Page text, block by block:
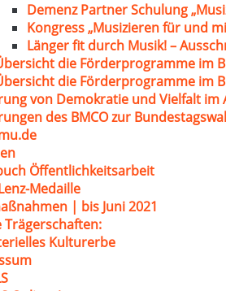
Demenz Partner Schulung
Kongress „Musizieren für und
Länger fit durch Musik! –
die Förderprogramme im
die Förderprogramme im
von Demokratie und Vielfalt
des BMCO zur
Öffentlichkeitsarbeit
Medaille
| bis Juni 2021
Trägerschaften:
Kulturerbe